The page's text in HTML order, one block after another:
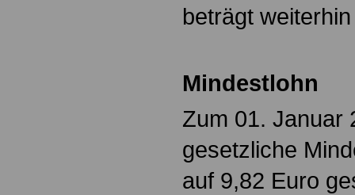
beträgt
Mindestlohn
Zum 01. Januar
gesetzliche
auf 9,82 Euro